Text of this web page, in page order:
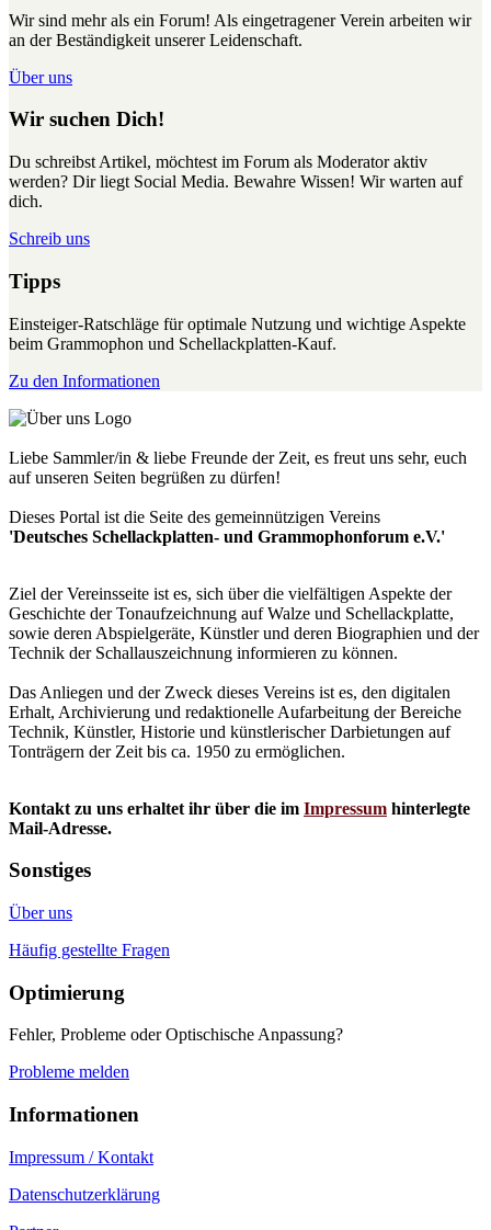
Wir sind mehr als ein Forum! Als eingetragener Verein arbeiten wir
an der Beständigkeit unserer Leidenschaft.
Über uns
Wir suchen Dich!
Du schreibst Artikel, möchtest im Forum als Moderator aktiv
werden? Dir liegt Social Media. Bewahre Wissen! Wir warten auf
dich.
Schreib uns
Tipps
Einsteiger-Ratschläge für optimale Nutzung und wichtige Aspekte
beim Grammophon und Schellackplatten-Kauf.
Zu den Informationen
Liebe Sammler/in & liebe Freunde der Zeit, es freut uns sehr, euch
auf unseren Seiten begrüßen zu dürfen!
Dieses Portal ist die Seite des gemeinnützigen Vereins
'Deutsches Schellackplatten- und Grammophonforum e.V.'
Ziel der Vereinsseite ist es, sich über die vielfältigen Aspekte der
Geschichte der Tonaufzeichnung auf Walze und Schellackplatte,
sowie deren Abspielgeräte, Künstler und deren Biographien und der
Technik der Schallauszeichnung informieren zu können.
Das Anliegen und der Zweck dieses Vereins ist es, den digitalen
Erhalt, Archivierung und redaktionelle Aufarbeitung der Bereiche
Technik, Künstler, Historie und künstlerischer Darbietungen auf
Tonträgern der Zeit bis ca. 1950 zu ermöglichen.
Kontakt zu uns erhaltet ihr über die im Impressum hinterlegte
Mail-Adresse.
Sonstiges
Über uns
Häufig gestellte Fragen
Optimierung
Fehler, Probleme oder Optischische Anpassung?
Probleme melden
Informationen
Impressum / Kontakt
Datenschutzerklärung